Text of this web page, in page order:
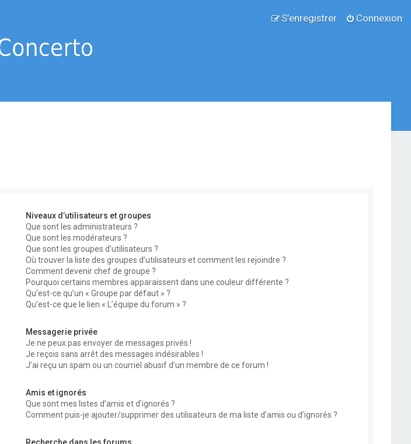
Connexion
S’enregistrer
Niveaux d’utilisateurs et groupes
Que sont les administrateurs ?
Que sont les modérateurs ?
Que sont les groupes d’utilisateurs ?
Où trouver la liste des groupes d’utilisateurs et comment les rejoindre ?
Comment devenir chef de groupe ?
Pourquoi certains membres apparaissent dans une couleur différente ?
Qu’est-ce qu’un « Groupe par défaut » ?
Qu’est-ce que le lien « L’équipe du forum » ?
Messagerie privée
Je ne peux pas envoyer de messages privés !
Je reçois sans arrêt des messages indésirables !
J’ai reçu un spam ou un courriel abusif d’un membre de ce forum !
Amis et ignorés
Que sont mes listes d’amis et d’ignorés ?
Comment puis-je ajouter/supprimer des utilisateurs de ma liste d’amis ou d’ignorés ?